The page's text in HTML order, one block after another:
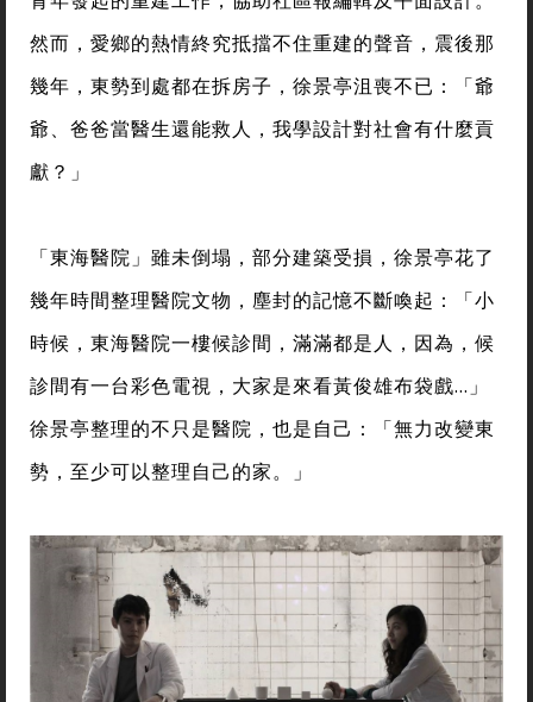
然而，愛鄉的熱情終究抵擋不住重建的聲音，震後那
幾年，東勢到處都在拆房子，徐景亭沮喪不已：「爺
爺、爸爸當醫生還能救人，我學設計對社會有什麼貢
獻？」
「東海醫院」雖未倒塌，部分建築受損，徐景亭花了
幾年時間整理醫院文物，塵封的記憶不斷喚起：「小
時候，東海醫院一樓候診間，滿滿都是人，因為，候
診間有一台彩色電視，大家是來看黃俊雄布袋戲…」
徐景亭整理的不只是醫院，也是自己：「無力改變東
勢，至少可以整理自己的家。」